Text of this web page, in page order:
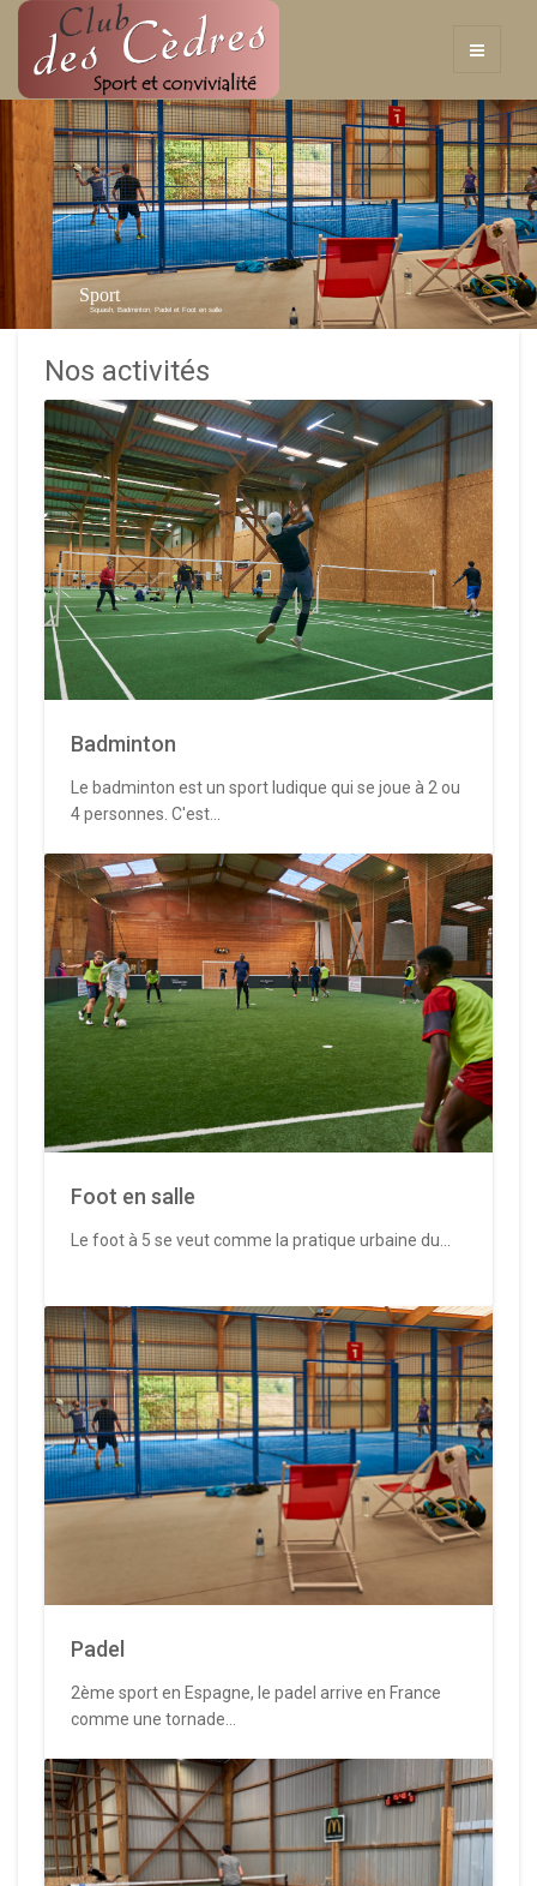
Sport
Squash, Badminton, Padel et Foot en salle
Nos activités
Badminton
Le badminton est un sport ludique qui se joue à 2 ou
4 personnes. C'est...
Foot en salle
Le foot à 5 se veut comme la pratique urbaine du...
Padel
2ème sport en Espagne, le padel arrive en France
comme une tornade...